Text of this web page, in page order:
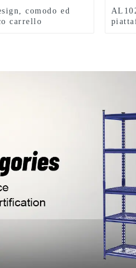
comodo ed
carrello